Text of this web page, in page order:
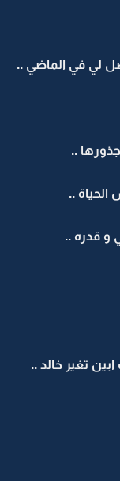
لي في الماضي ..
..
الحياة ..
و قدره ..
تغير خالد ..